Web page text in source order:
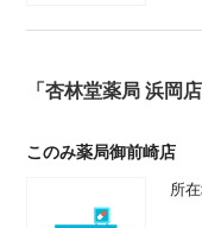
「杏林堂薬局 浜岡
このみ薬局御前崎店
所